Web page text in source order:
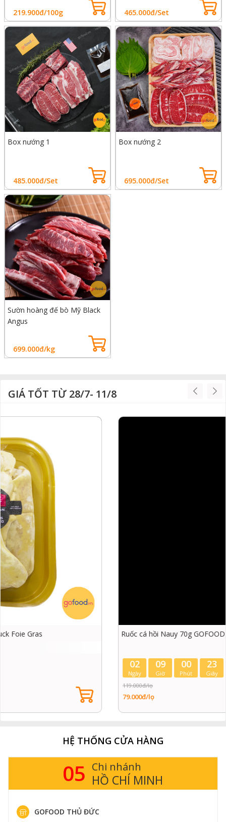
219.900đ/100g 465.000đ/Set
Box nướng 1
485.000đ/Set
Box nướng 2
695.000đ/Set
Sườn hoàng đế bò Mỹ Black
Angus
699.000đ/kg
GIÁ TỐT TỪ 28/7- 11/8
Ruốc cá hồi Nauy 70g GOFOOD
HỆ THỐNG CỬA HÀNG
14 Chi nhánh
HÀ NỘI
GOFOOD THỤY KHUÊ